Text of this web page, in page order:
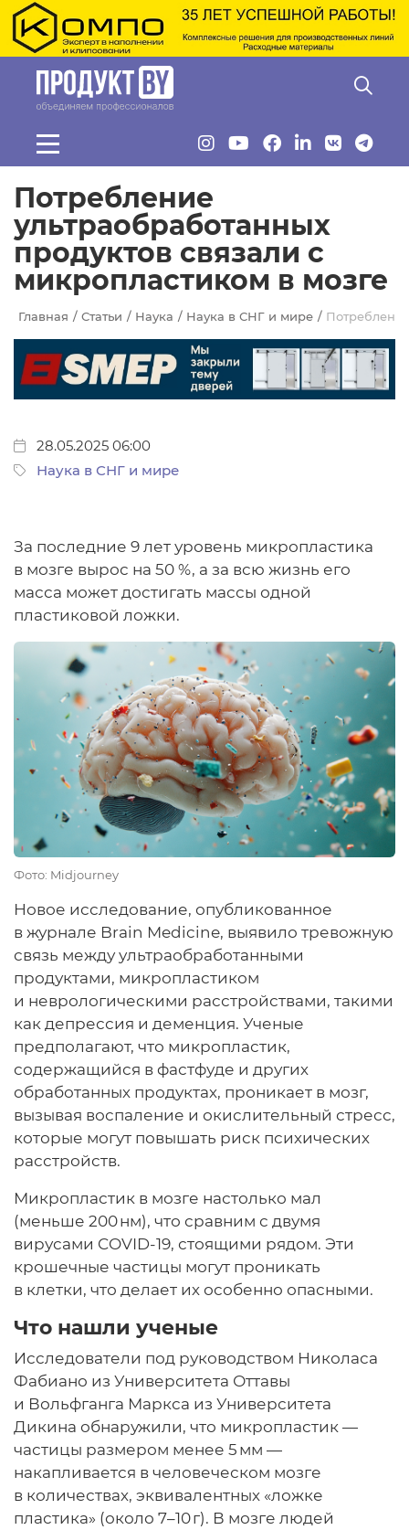
Перейти к основному содержанию
Потребление
ультраобработанных
продуктов связали с
микропластиком в мозге
Главная Статьи Наука Наука в СНГ и мире
28.05.2025 06:00
Наука в СНГ и мире
За последние 9 лет уровень микропластика
в мозге вырос на 50 %, а за всю жизнь его
масса может достигать массы одной
пластиковой ложки.
Фото: Midjourney
Новое исследование, опубликованное
в журнале Brain Medicine, выявило тревожную
связь между ультраобработанными
продуктами, микропластиком
и неврологическими расстройствами, такими
как депрессия и деменция. Ученые
предполагают, что микропластик,
содержащийся в фастфуде и других
обработанных продуктах, проникает в мозг,
вызывая воспаление и окислительный стресс,
которые могут повышать риск психических
расстройств.
Микропластик в мозге настолько мал
(меньше 200 нм), что сравним с двумя
вирусами COVID-19, стоящими рядом. Эти
крошечные частицы могут проникать
в клетки, что делает их особенно опасными.
Что нашли ученые
Исследователи под руководством Николаса
Фабиано из Университета Оттавы
и Вольфганга Маркса из Университета
Дикина обнаружили, что микропластик —
частицы размером менее 5 мм —
накапливается в человеческом мозге
в количествах, эквивалентных «ложке
пластика» (около 7–10 г). В мозге людей